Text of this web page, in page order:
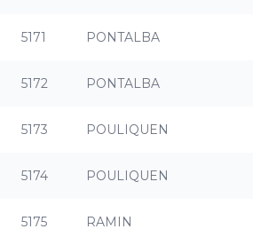
5171 PONTALBA
5172 PONTALBA
5173 POULIQUEN
5174 POULIQUEN
5175 RAMIN